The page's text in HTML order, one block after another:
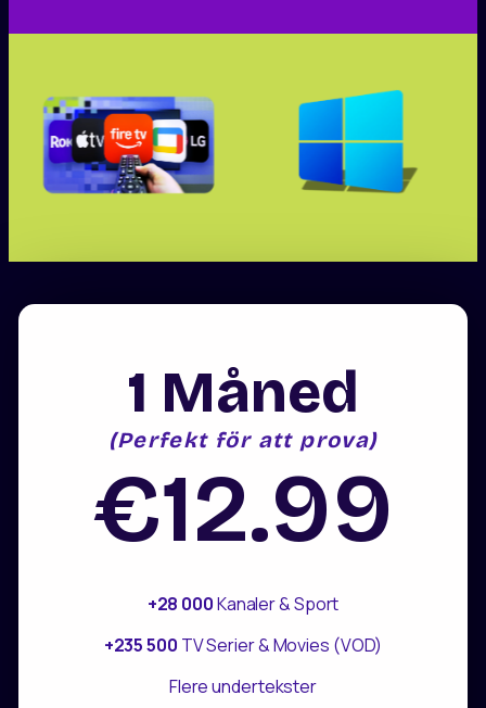
1 Måned
(Perfekt för att prova)
€12.99
+28 000Kanaler & Sport
+235 500 TV Serier & Movies (VOD)
Flere undertekster